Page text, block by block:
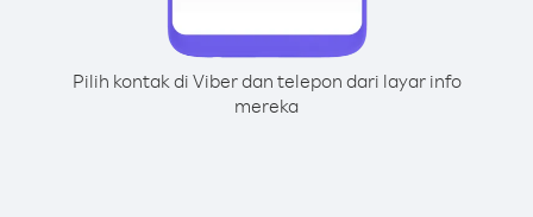
Pilih kontak di Viber dan telepon dari layar info
mereka